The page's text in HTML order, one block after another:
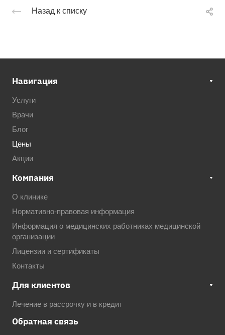
Назад к списку
Навигация
Услуги
Врачи
Блог
Цены
Акции
Компания
О клинике
Нормативно-правовая информация
Информация о медицинских работниках медицинской
организации
Лицензии и сертификаты
Контакты
Для клиентов
Лечение в рассрочку и в кредит
Обратная связь